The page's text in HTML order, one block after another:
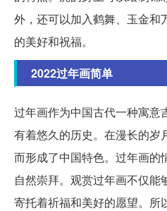
外，还可以加入鹤舞、玉金和
的美好和祝福。
2022过年画简单
过年画作为中国古代一种寓意
有着悠久的历史。在漫长的岁
而形成了中国特色。过年画的
自然崇拜。观赏过年画不仅能
寄托着祈福和美好的愿望。所